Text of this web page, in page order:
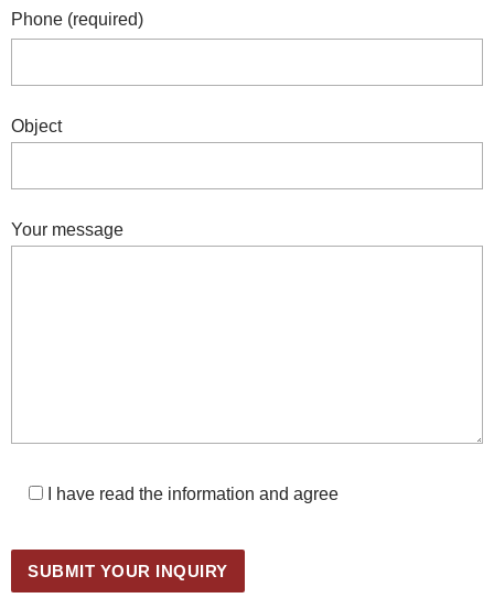
Phone (required)
Object
Your message
I have read the information and agree